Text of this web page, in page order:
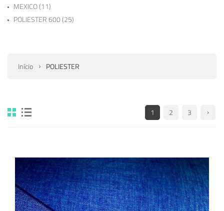
MEXICO(11)
POLIESTER 600(25)
Início POLIESTER
1 2 3